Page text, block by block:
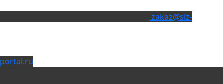
zakaz@siz-
portal.ru